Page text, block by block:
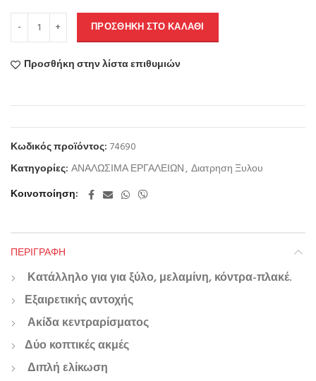
ΠΡΟΣΘΉΚΗ ΣΤΟ ΚΑΛΆΘΙ
Προσθήκη στην λίστα επιθυμιών
Κωδικός προϊόντος: 74690
Κατηγορίες: ΑΝΑΛΩΣΙΜΑ ΕΡΓΑΛΕΙΩΝ, Διατρηση Ξυλου
Κοινοποίηση
ΠΕΡΙΓΡΑΦΉ
Κατάλληλο για για ξύλο, μελαμίνη, κόντρα-πλακέ.
Εξαιρετικής αντοχής
Ακίδα κεντραρίσματος
Δύο κοπτικές ακμές
Διπλή ελίκωση